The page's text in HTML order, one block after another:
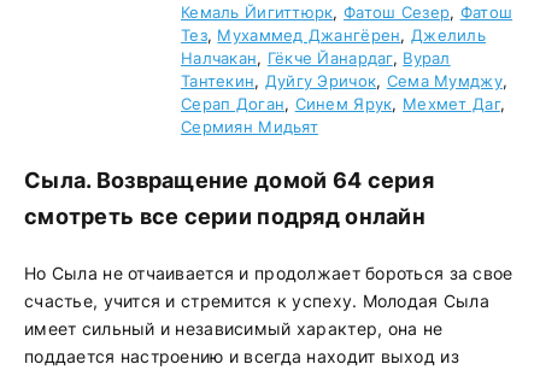
Кемаль Йигиттюрк,Фатош Сезер, Фатош
Тез, Мухаммед Джангёрен, Джелиль
Налчакан, Гёкче Йанардаг, Вурал
Тантекин, Дуйгу Эричок, Сема Мумджу,
Серап Доган, Синем Ярук, Мехмет Даг,
Сермиян Мидьят
Сыла. Возвращение домой 64 серия
смотреть все серии подряд онлайн
Но Сыла не отчаивается и продолжает бороться за свое
счастье, учится и стремится к успеху. Молодая Сыла
имеет сильный и независимый характер, она не
поддается настроению и всегда находит выход из